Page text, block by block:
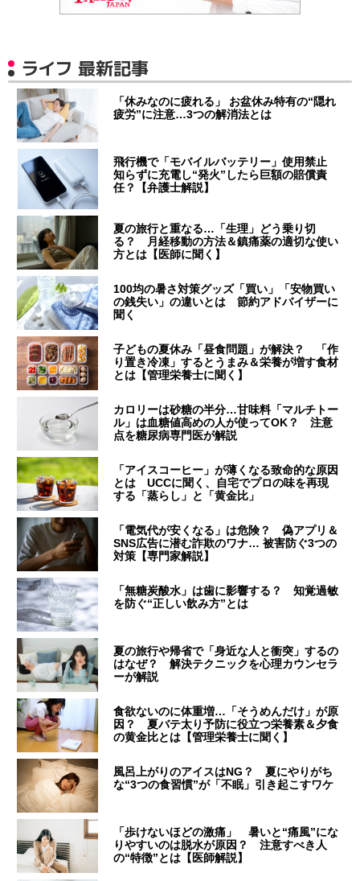
ライフ 最新記事
「休みなのに疲れる」 お盆休み特有の“隠れ
疲労”に注意…3つの解消法とは
飛行機で「モバイルバッテリー」使用禁止
知らずに充電し“発火”したら巨額の賠償責
任？【弁護士解説】
夏の旅行と重なる…「生理」どう乗り切
る？ 月経移動の方法＆鎮痛薬の適切な使い
方とは【医師に聞く】
100均の暑さ対策グッズ「買い」「安物買い
の銭失い」の違いとは 節約アドバイザーに
聞く
子どもの夏休み「昼食問題」が解決？ 「作
り置き冷凍」するとうまみ＆栄養が増す食材
とは【管理栄養士に聞く】
カロリーは砂糖の半分…甘味料「マルチトー
ル」は血糖値高めの人が使ってOK？ 注意
点を糖尿病専門医が解説
「アイスコーヒー」が薄くなる致命的な原因
とは UCCに聞く、自宅でプロの味を再現
する「蒸らし」と「黄金比」
「電気代が安くなる」は危険？ 偽アプリ＆
SNS広告に潜む詐欺のワナ… 被害防ぐ3つの
対策【専門家解説】
「無糖炭酸水」は歯に影響する？ 知覚過敏
を防ぐ“正しい飲み方”とは
夏の旅行や帰省で「身近な人と衝突」するの
はなぜ？ 解決テクニックを心理カウンセラ
ーが解説
食欲ないのに体重増…「そうめんだけ」が原
因？ 夏バテ太り予防に役立つ栄養素＆夕食
の黄金比とは【管理栄養士に聞く】
風呂上がりのアイスはNG？ 夏にやりがち
な“3つの食習慣”が「不眠」引き起こすワケ
「歩けないほどの激痛」 暑いと“痛風”にな
りやすいのは脱水が原因？ 注意すべき人
の“特徴”とは【医師解説】